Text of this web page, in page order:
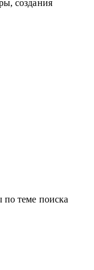
о работе и
с/х,
HR,
сметно-
создания
по теме поиска